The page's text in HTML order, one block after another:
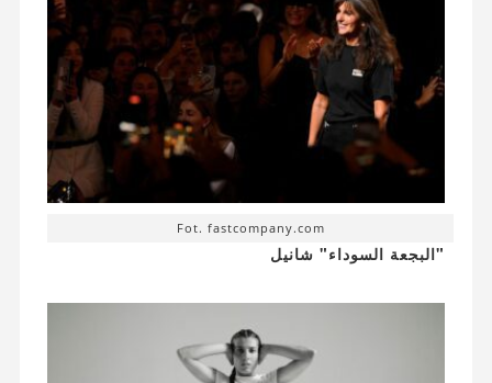
Fot. fastcompany.com
"البجعة السوداء" شانيل